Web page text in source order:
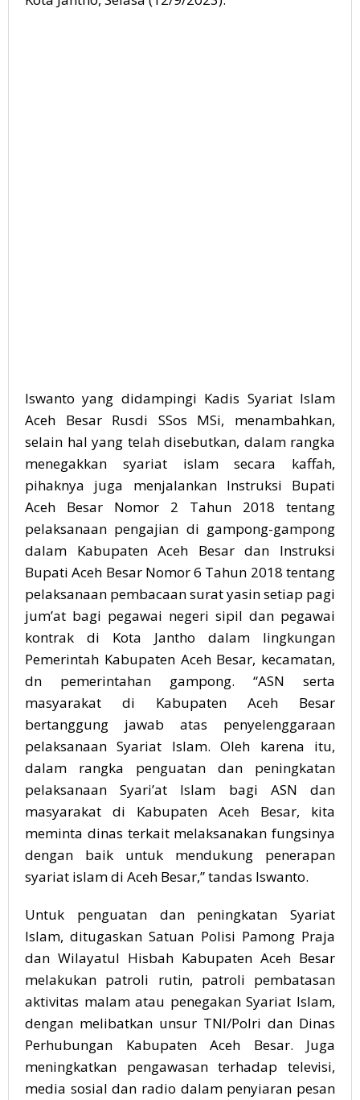
Iswanto yang didampingi Kadis Syariat Islam
Aceh Besar Rusdi SSos MSi, menambahkan,
selain hal yang telah disebutkan, dalam rangka
menegakkan syariat islam secara kaffah,
pihaknya juga menjalankan Instruksi Bupati
Aceh Besar Nomor 2 Tahun 2018 tentang
pelaksanaan pengajian di gampong-gampong
dalam Kabupaten Aceh Besar dan Instruksi
Bupati Aceh Besar Nomor 6 Tahun 2018 tentang
pelaksanaan pembacaan surat yasin setiap pagi
jum’at bagi pegawai negeri sipil dan pegawai
kontrak di Kota Jantho dalam lingkungan
Pemerintah Kabupaten Aceh Besar, kecamatan,
dn pemerintahan gampong. “ASN serta
masyarakat di Kabupaten Aceh Besar
bertanggung jawab atas penyelenggaraan
pelaksanaan Syariat Islam. Oleh karena itu,
dalam rangka penguatan dan peningkatan
pelaksanaan Syari’at Islam bagi ASN dan
masyarakat di Kabupaten Aceh Besar, kita
meminta dinas terkait melaksanakan fungsinya
dengan baik untuk mendukung penerapan
syariat islam di Aceh Besar,” tandas Iswanto.
Untuk penguatan dan peningkatan Syariat
Islam, ditugaskan Satuan Polisi Pamong Praja
dan Wilayatul Hisbah Kabupaten Aceh Besar
melakukan patroli rutin, patroli pembatasan
aktivitas malam atau penegakan Syariat Islam,
dengan melibatkan unsur TNI/Polri dan Dinas
Perhubungan Kabupaten Aceh Besar. Juga
meningkatkan pengawasan terhadap televisi,
media sosial dan radio dalam penyiaran pesan